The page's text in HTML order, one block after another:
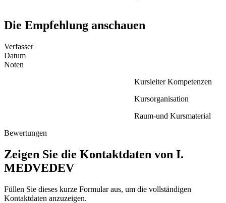
Die Empfehlung anschauen
Verfasser
Datum
Noten
Kursleiter Kompetenzen
Kursorganisation
Raum-und Kursmaterial
Bewertungen
Zeigen Sie die Kontaktdaten von I.
MEDVEDEV
Füllen Sie dieses kurze Formular aus, um die vollständigen
Kontaktdaten anzuzeigen.